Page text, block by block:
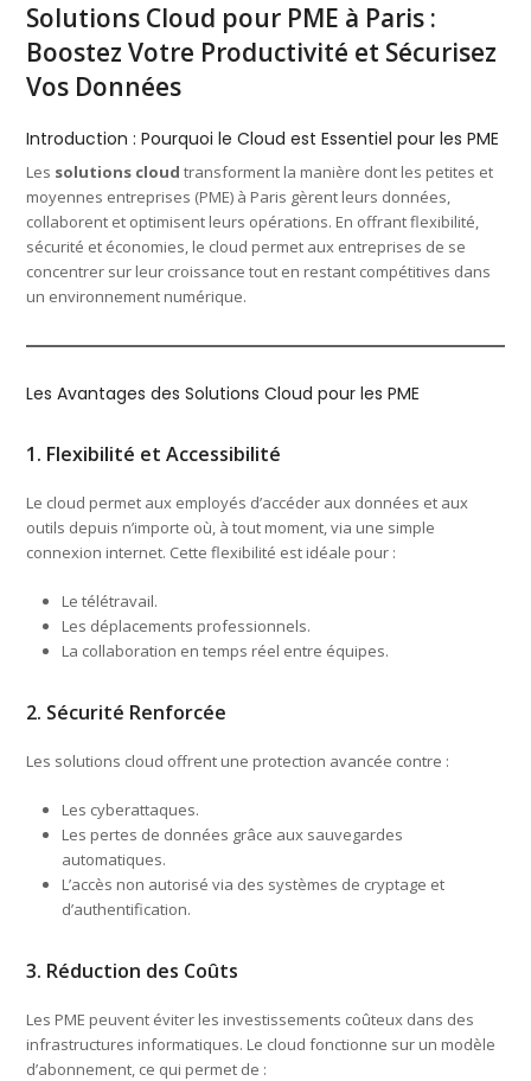
Solutions Cloud pour PME à Paris :
Boostez Votre Productivité et Sécurisez
Vos Données
Introduction : Pourquoi le Cloud est Essentiel pour les PME
Les solutions cloud transforment la manière dont les petites et
moyennes entreprises (PME) à Paris gèrent leurs données,
collaborent et optimisent leurs opérations. En offrant flexibilité,
sécurité et économies, le cloud permet aux entreprises de se
concentrer sur leur croissance tout en restant compétitives dans
un environnement numérique.
Les Avantages des Solutions Cloud pour les PME
1. Flexibilité et Accessibilité
Le cloud permet aux employés d’accéder aux données et aux
outils depuis n’importe où, à tout moment, via une simple
connexion internet. Cette flexibilité est idéale pour :
Le télétravail.
Les déplacements professionnels.
La collaboration en temps réel entre équipes.
2. Sécurité Renforcée
Les solutions cloud offrent une protection avancée contre :
Les cyberattaques.
Les pertes de données grâce aux sauvegardes
automatiques.
L’accès non autorisé via des systèmes de cryptage et
d’authentification.
3. Réduction des Coûts
Les PME peuvent éviter les investissements coûteux dans des
infrastructures informatiques. Le cloud fonctionne sur un modèle
d’abonnement, ce qui permet de :